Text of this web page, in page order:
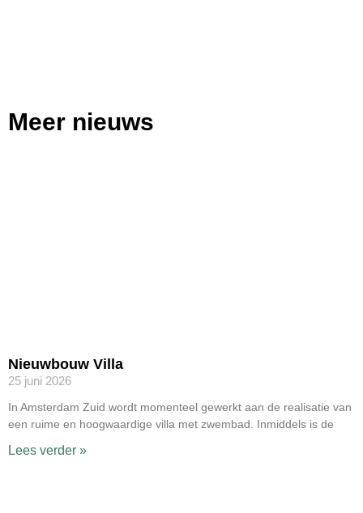
Meer nieuws
Nieuwbouw Villa
25 juni 2026
In Amsterdam Zuid wordt momenteel gewerkt aan de realisatie van
een ruime en hoogwaardige villa met zwembad. Inmiddels is de
Lees verder »